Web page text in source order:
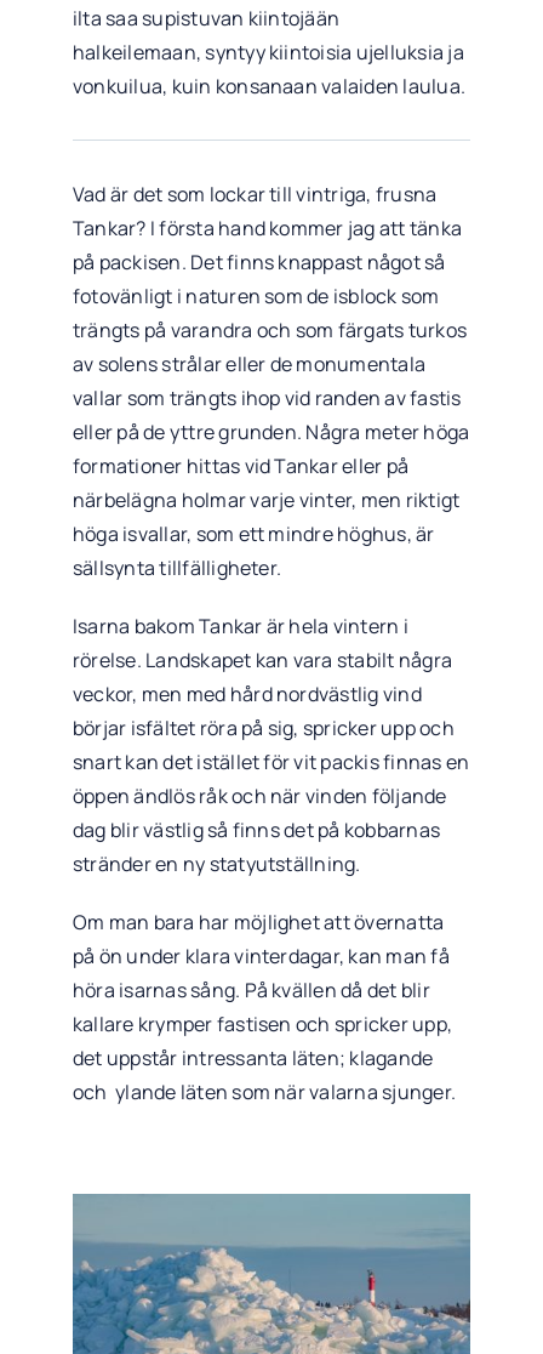
ilta saa supistuvan kiintojään
halkeilemaan, syntyy kiintoisia ujelluksia ja
vonkuilua, kuin konsanaan valaiden laulua.
Vad är det som lockar till vintriga, frusna
Tankar? I första hand kommer jag att tänka
på packisen. Det finns knappast något så
fotovänligt i naturen som de isblock som
trängts på varandra och som färgats turkos
av solens strålar eller de monumentala
vallar som trängts ihop vid randen av fastis
eller på de yttre grunden. Några meter höga
formationer hittas vid Tankar eller på
närbelägna holmar varje vinter, men riktigt
höga isvallar, som ett mindre höghus, är
sällsynta tillfälligheter.
Isarna bakom Tankar är hela vintern i
rörelse. Landskapet kan vara stabilt några
veckor, men med hård nordvästlig vind
börjar isfältet röra på sig, spricker upp och
snart kan det istället för vit packis finnas en
öppen ändlös råk och när vinden följande
dag blir västlig så finns det på kobbarnas
stränder en ny statyutställning.
Om man bara har möjlighet att övernatta
på ön under klara vinterdagar, kan man få
höra isarnas sång. På kvällen då det blir
kallare krymper fastisen och spricker upp,
det uppstår intressanta läten; klagande
och ylande läten som när valarna sjunger.